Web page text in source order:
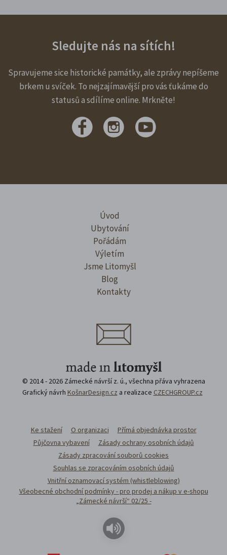
Sledujte nás na sítích!
Spravujeme sice historické památky, ale zprávy nepíšeme
brkem u svíček. To nejzajímavější pro vás ťukáme do
statusů a sdílíme online. Mrkněte!
Úvod
Ubytování
Pořádám
Výletím
Jsme Litomyšl
Blog
Kontakty
© 2014 - 2026 Zámecké návrší z. ú., všechna přáva vyhrazena
Grafický návrh KošnarDesign.cz a realizace CZECHGROUP.cz
Ke stažení O organizaci
Přímá objednávka prostor
Půjčovna vybavení
Zásady ochrany osobních údajů
Zásady zpracování souborů cookies
Souhlas se zpracováním osobních údajů
Vnitřní oznamovací systém (whistleblowing)
Všeobecné obchodní podmínky - pro prodej a nákup v e-shopu
„Zámecké návrší“ 02/25 -